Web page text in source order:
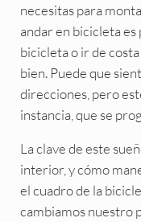
necesitas para
andar en bicicleta
bicicleta o ir de
bien. Puede que
direcciones, pero
instancia, que se
La clave de este
interior, y cómo
el cuadro de la
cambiamos nuestro